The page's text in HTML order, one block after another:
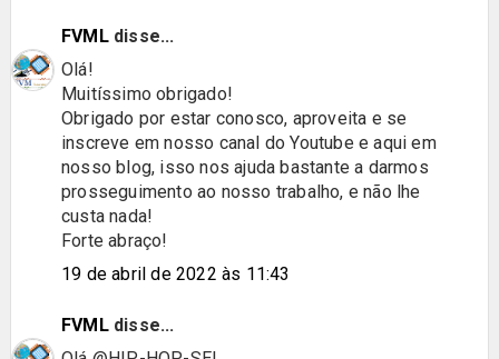
FVMLdisse...
Olá!
Muitíssimo obrigado!
Obrigado por estar conosco, aproveita e se
inscreve em nosso canal do Youtube e aqui em
nosso blog, isso nos ajuda bastante a darmos
prosseguimento ao nosso trabalho, e não lhe
custa nada!
Forte abraço!
19 de abril de 2022 às 11:43
FVMLdisse...